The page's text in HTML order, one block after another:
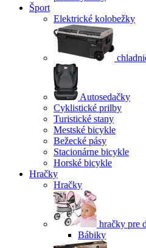
Šport
Elektrické kolobežky
Autosedačky
Cyklistické prilby
Turistické stany
Mestské bicykle
Bežecké pásy
Stacionárne bicykle
Horské bicykle
Hračky
Hračky
hračky pre
Bábiky